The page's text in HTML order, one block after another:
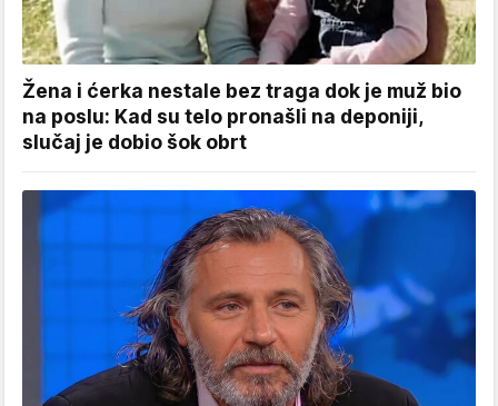
Žena i ćerka nestale bez traga dok je muž bio
na poslu: Kad su telo pronašli na deponiji,
slučaj je dobio šok obrt